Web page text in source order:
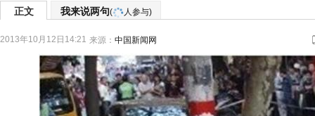
正文 我来说两句( 人参与)
2013年10月12日14:21 来源： 中国新闻网